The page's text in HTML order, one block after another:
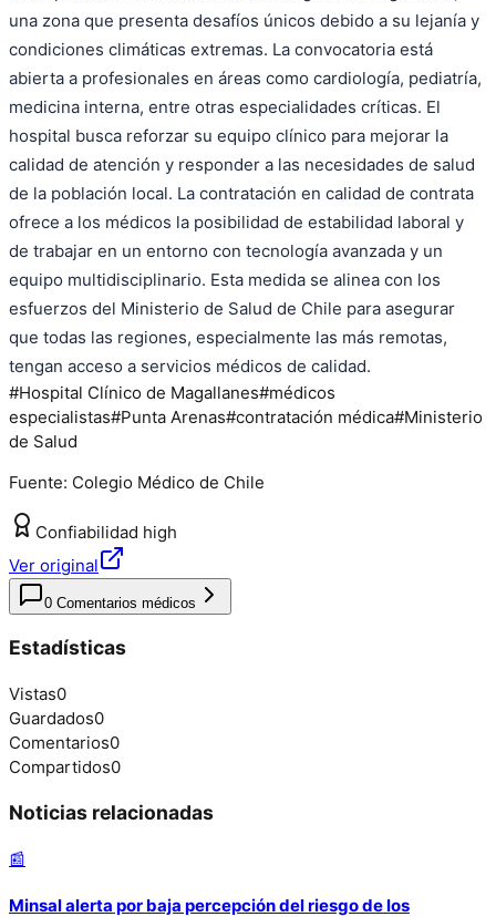
una zona que presenta desafíos únicos debido a su lejanía y
condiciones climáticas extremas. La convocatoria está
abierta a profesionales en áreas como cardiología, pediatría,
medicina interna, entre otras especialidades críticas. El
hospital busca reforzar su equipo clínico para mejorar la
calidad de atención y responder a las necesidades de salud
de la población local. La contratación en calidad de contrata
ofrece a los médicos la posibilidad de estabilidad laboral y
de trabajar en un entorno con tecnología avanzada y un
equipo multidisciplinario. Esta medida se alinea con los
esfuerzos del Ministerio de Salud de Chile para asegurar
que todas las regiones, especialmente las más remotas,
tengan acceso a servicios médicos de calidad.
#Hospital Clínico de Magallanes#médicos
especialistas#Punta Arenas#contratación médica#Ministerio
de Salud
Fuente: Colegio Médico de Chile
Confiabilidad high
Ver original
0 Comentarios médicos
Estadísticas
Vistas0
Guardados0
Comentarios0
Compartidos0
Noticias relacionadas
📰
Minsal alerta por baja percepción del riesgo de los